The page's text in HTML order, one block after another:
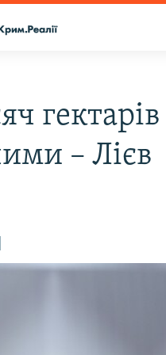
– Лієв